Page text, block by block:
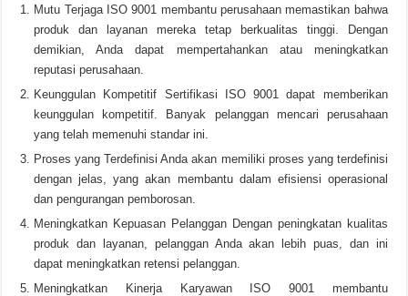
Mutu Terjaga ISO 9001 membantu perusahaan memastikan bahwa
produk dan layanan mereka tetap berkualitas tinggi. Dengan
demikian, Anda dapat mempertahankan atau meningkatkan
reputasi perusahaan.
Keunggulan Kompetitif Sertifikasi ISO 9001 dapat memberikan
keunggulan kompetitif. Banyak pelanggan mencari perusahaan
yang telah memenuhi standar ini.
Proses yang Terdefinisi Anda akan memiliki proses yang terdefinisi
dengan jelas, yang akan membantu dalam efisiensi operasional
dan pengurangan pemborosan.
Meningkatkan Kepuasan Pelanggan Dengan peningkatan kualitas
produk dan layanan, pelanggan Anda akan lebih puas, dan ini
dapat meningkatkan retensi pelanggan.
Meningkatkan Kinerja Karyawan ISO 9001 membantu